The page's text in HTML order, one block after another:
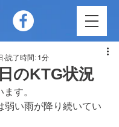
のKTG状況
読了時間: 1分
す。
弱い雨が降り続いてい